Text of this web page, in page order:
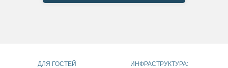
ИНФРАСТРУКТУРА:
ДЛЯ ГОСТЕЙ